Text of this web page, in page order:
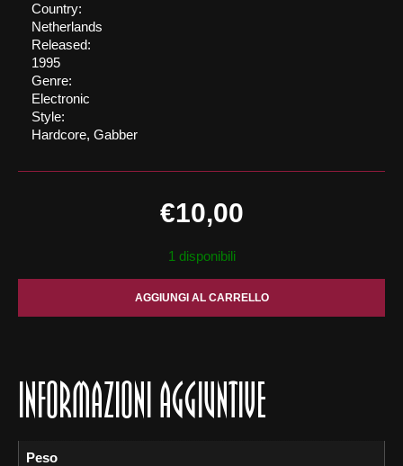
Country:
Netherlands
Released:
1995
Genre:
Electronic
Style:
Hardcore, Gabber
€10,00
1 disponibili
AGGIUNGI AL CARRELLO
INFORMAZIONI AGGIUNTIVE
Peso